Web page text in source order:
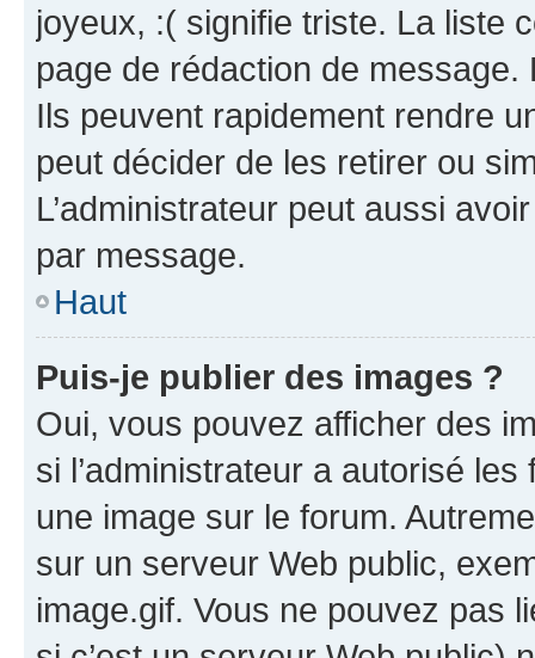
joyeux, :( signifie triste. La liste
page de rédaction de
Ils peuvent rapidement rendre
peut décider de les retirer ou
L’administrateur peut aussi
par message.
Haut
Puis-je publier des images ?
Oui, vous pouvez afficher des
si l’administrateur a autorisé
une image sur le forum.
sur un serveur Web public,
image.gif. Vous ne pouvez pas